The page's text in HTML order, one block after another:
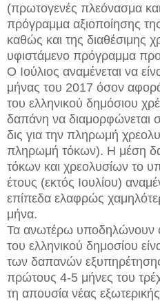
(πρωτογενές πλεόνασμα
πρόγραμμα αξιοποίησης
καθώς και της διαθέσιμης
υφιστάμενο πρόγραμμα
Ο Ιούλιος αναμένεται να
μήνας του 2017 όσον
του ελληνικού δημόσιου
δαπάνη να διαμορφώνεται
δις για την πληρωμή
πληρωμή τόκων). Η μέση
τόκων και χρεολυσίων το
έτους (εκτός Ιουλίου)
επίπεδα ελαφρώς
μήνα.
Τα ανωτέρω υποδηλώνουν
του ελληνικού δημοσίου
των δαπανών
πρώτους 4-5 μήνες του
τη απουσία νέας